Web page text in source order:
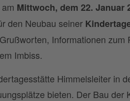
Mittwoch, dem 22. Januar
den Neubau seiner
Informationen
Imbiss.
Himmelsleiter in
bieten. Der Bau